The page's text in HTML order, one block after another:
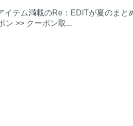
イテム満載のRe：EDITが夏のま
ン >> クーポン取...